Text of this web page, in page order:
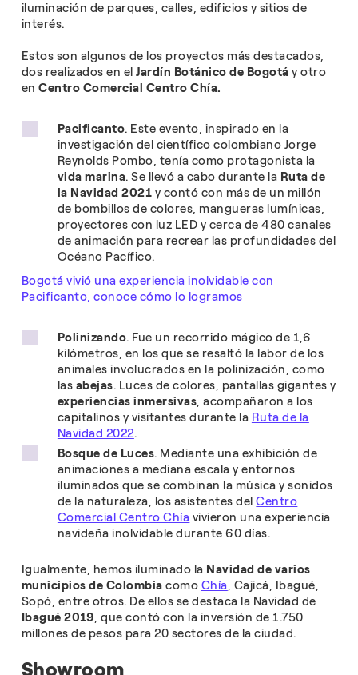
iluminación de parques, calles, edificios y sitios de
interés.
Estos son algunos de los proyectos más destacados,
dos realizados en elJardín Botánico de Bogotá y otro
enCentro Comercial Centro Chía.
Pacificanto. Este evento, inspirado en la
investigación del científico colombiano Jorge
Reynolds Pombo, tenía como protagonista la
vida marina. Se llevó a cabo durante la Ruta de
la Navidad 2021 y contó con más de un millón
de bombillos de colores, mangueras lumínicas,
proyectores con luz LED y cerca de 480 canales
de animación para recrear las profundidades del
Océano Pacífico.
Bogotá vivió una experiencia inolvidable con
Pacificanto, conoce cómo lo logramos
Polinizando. Fue un recorrido mágico de 1,6
kilómetros, en los que se resaltó la labor de los
animales involucrados en la polinización, como
las abejas. Luces de colores, pantallas gigantes y
experiencias inmersivas, acompañaron a los
capitalinos y visitantes durante la Ruta de la
Navidad 2022.
Bosque de Luces. Mediante una exhibición de
animaciones a mediana escala y entornos
iluminados que se combinan la música y sonidos
de la naturaleza, los asistentes delCentro
Comercial Centro Chía vivieron una experiencia
navideña inolvidable durante 60 días.
Igualmente, hemos iluminado la Navidad de varios
municipios de Colombiacomo Chía, Cajicá, Ibagué,
Sopó, entre otros. De ellos se destaca la Navidad de
Ibagué 2019, que contó con la inversión de 1.750
millones de pesos para 20 sectores de la ciudad.
Showroom